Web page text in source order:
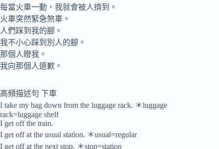
每當火車一動，我就會被人擠到。
火車突然緊急煞車。
人們踩到我的腳。
我不小心踩到別人的腳。
那個人瞪我。
我向那個人道歉。
高頻描述句 下車
I take my bag down from the luggage rack. ＊luggage
rack=luggage shelf
I get off the train.
I get off at the usual station. ＊usual=regular
I get off at the next stop. ＊stop=station